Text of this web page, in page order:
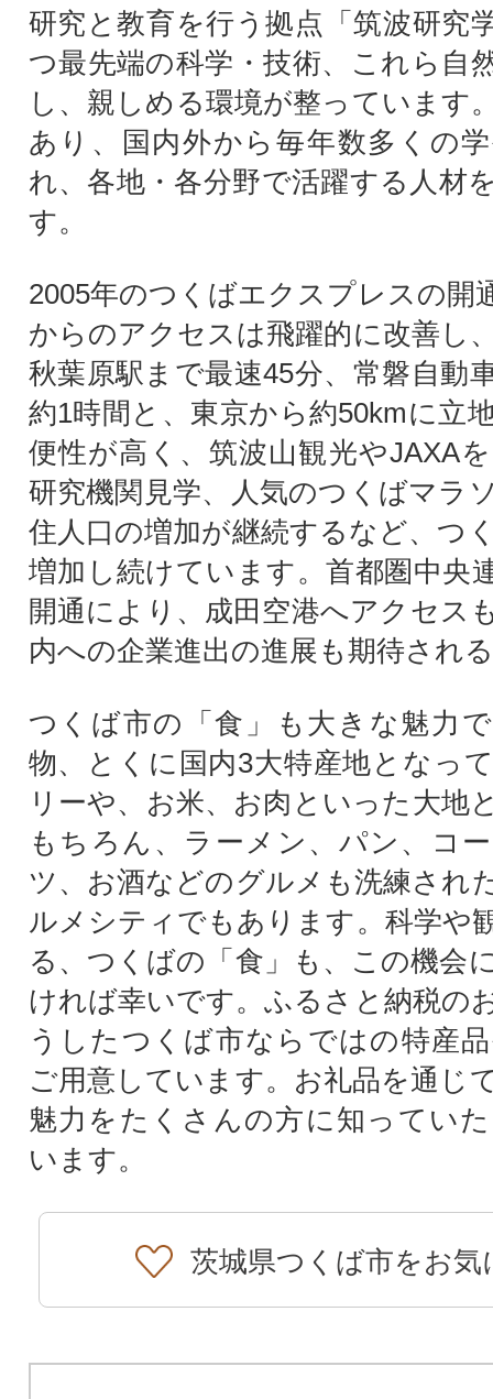
研究と教育を行う拠点「筑波研究
つ最先端の科学・技術、これら自
し、親しめる環境が整っています
あり、国内外から毎年数多くの
れ、各地・各分野で活躍する人材
す。
2005年のつくばエクスプレスの開
からのアクセスは飛躍的に改善し
秋葉原駅まで最速45分、常磐自動
約1時間と、東京から約50kmに立
便性が高く、筑波山観光やJAXA
研究機関見学、人気のつくばマラ
住人口の増加が継続するなど、つ
増加し続けています。首都圏中央
開通により、成田空港へアクセス
内への企業進出の進展も期待され
つくば市の「食」も大きな魅力
物、とくに国内3大特産地となっ
リーや、お米、お肉といった大地
もちろん、ラーメン、パン、コ
ツ、お酒などのグルメも洗練され
ルメシティでもあります。科学や
る、つくばの「食」も、この機会
ければ幸いです。ふるさと納税の
うしたつくば市ならではの特産
ご用意しています。お礼品を通じ
魅力をたくさんの方に知ってい
います。
茨城県つくば市をお気